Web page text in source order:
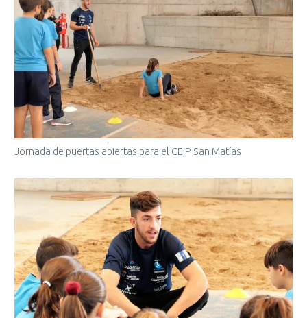
Jornada de puertas abiertas para el CEIP San Matías